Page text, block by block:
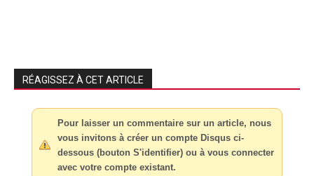
RÉAGISSEZ À CET ARTICLE
Pour laisser un commentaire sur un article, nous
vous invitons à créer un compte Disqus ci-
dessous (bouton S'identifier) ou à vous connecter
avec votre compte existant.